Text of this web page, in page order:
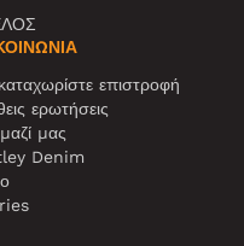
επιστροφή
ερωτήσεις
μας
Denim